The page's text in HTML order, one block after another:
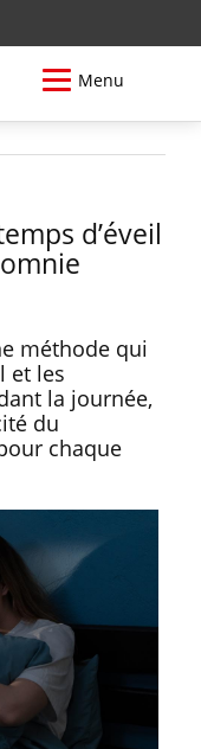
Menu
d’éveil
méthode qui
et les
la journée,
du
chaque